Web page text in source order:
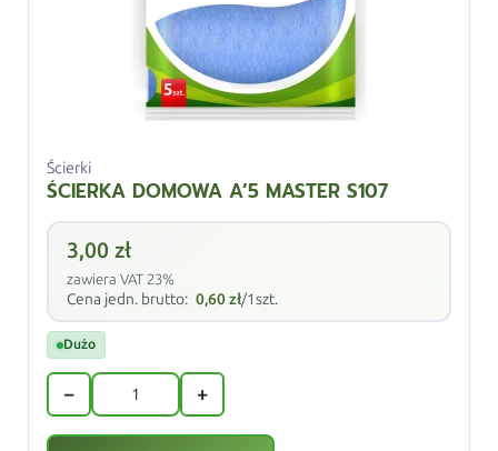
Ścierki
ŚCIERKA DOMOWA A’5 MASTER S107
3,00zł
zawiera VAT 23%
Cena jedn. brutto: 0,60zł/1szt.
Dużo
− +